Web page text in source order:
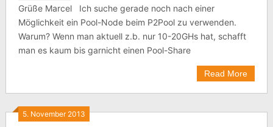
Grüße Marcel Ich suche gerade noch nach einer
Möglichkeit ein Pool-Node beim P2Pool zu verwenden.
Warum? Wenn man aktuell z.b. nur 10-20GHs hat, schafft
man es kaum bis garnicht einen Pool-Share
Read More
5. November 2013